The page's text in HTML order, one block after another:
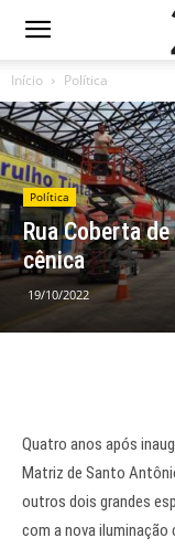
Início Política
Política
Rua Coberta
cênica
19/10/2022
Quatro anos após
Matriz de Santo
outros dois grandes
com a nova iluminação